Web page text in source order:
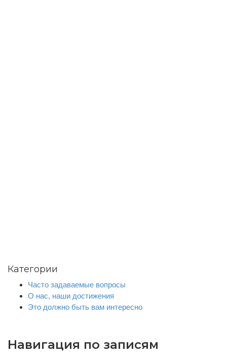
Категории
Часто задаваемые вопросы
О нас, наши достижения
Это должно быть вам интересно
Навигация по записям